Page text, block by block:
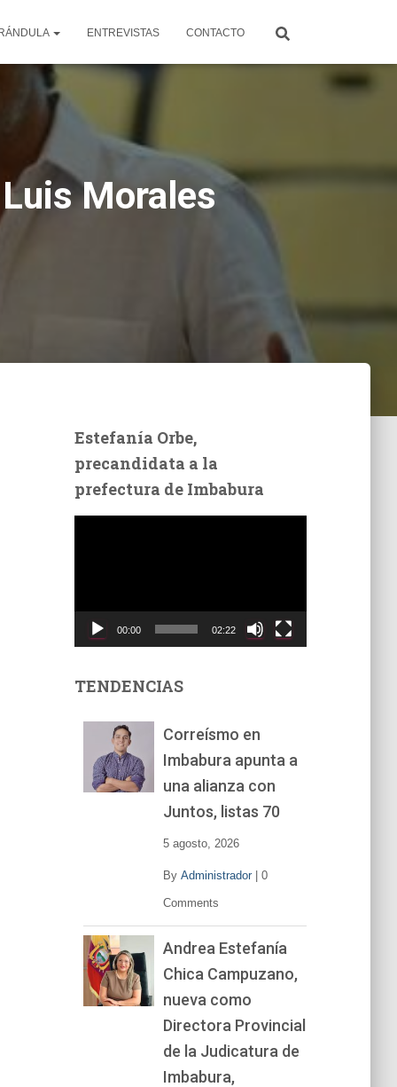
ENTREVISTAS CONTACTO
Morales
Estefanía Orbe,
precandidata a la
prefectura de Imbabura
t
00:00 02:22
TENDENCIAS
Correísmo en
Imbabura apunta a
una alianza con
Juntos, listas 70
5 agosto, 2026
By Administrador| 0
Comments
Andrea Estefanía
Chica Campuzano,
nueva como
Directora Provincial
de la Judicatura de
Imbabura,